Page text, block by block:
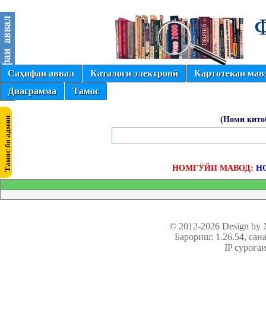
Саҳифаи аввал Каталоги электронӣ
Картотекаи
Диаграмма
Тамос
(Номи
НОМГӮЙИ МАВОД:
© 2012-2026 Design
Барориш: 1.26.54,
IP